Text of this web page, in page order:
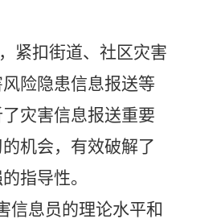
紧扣街道、社区灾害
险隐患信息报送等
灾害信息报送重要
机会，有效破解了
指导性。
信息员的理论水平和